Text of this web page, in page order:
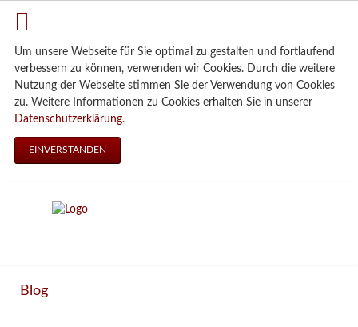
Um unsere Webseite für Sie optimal zu gestalten und fortlaufend
verbessern zu können, verwenden wir Cookies. Durch die weitere
Nutzung der Webseite stimmen Sie der Verwendung von Cookies
zu. Weitere Informationen zu Cookies erhalten Sie in unserer
Datenschutzerklärung.
EINVERSTANDEN
Blog